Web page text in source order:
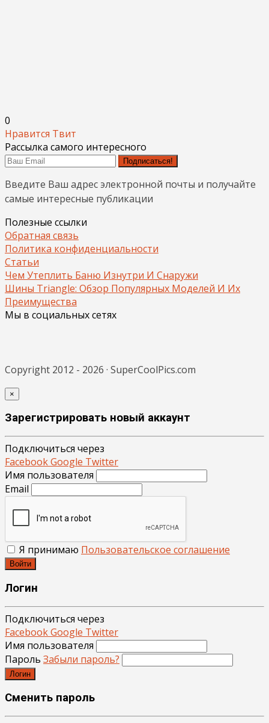
0
Нравится Твит
Рассылка самого интересного
Подписаться!
Введите Ваш адрес электронной почты и получайте
самые интересные публикации
Полезные ссылки
Обратная связь
Политика конфиденциальности
Статьи
Чем Утеплить Баню Изнутри И Снаружи
Шины Triangle: Обзор Популярных Моделей И Их
Преимущества
Мы в социальных сетях
Copyright 2012 - 2026 · SuperCoolPics.com
×
Зарегистрировать новый аккаунт
Подключиться через
FacebookGoogle Twitter
Имя пользователя
Email
Я принимаю Пользовательское соглашение
Войти
Логин
Подключиться через
FacebookGoogle Twitter
Имя пользователя
Пароль Забыли пароль?
Логин
Сменить пароль